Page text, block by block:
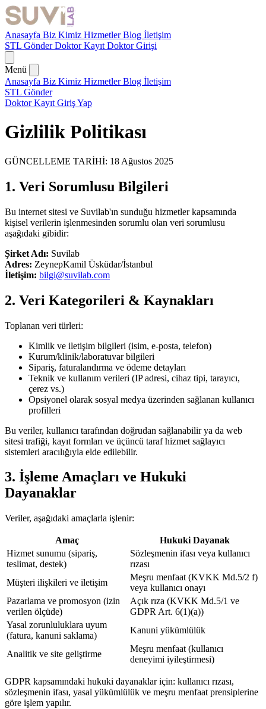
Anasayfa Biz Kimiz HizmetlerBlog İletişim
STL GönderDoktor Kayıt Doktor Girişi
Menü
Anasayfa Biz Kimiz HizmetlerBlog İletişim
STL Gönder
Doktor Kayıt Giriş Yap
Gizlilik Politikası
GÜNCELLEME TARİHİ: 18 Ağustos 2025
1. Veri Sorumlusu Bilgileri
Bu internet sitesi ve Suvilab'ın sunduğu hizmetler kapsamında
kişisel verilerin işlenmesinden sorumlu olan veri sorumlusu
aşağıdaki gibidir:
Şirket Adı: Suvilab
Adres: ZeynepKamil Üsküdar/İstanbul
İletişim: bilgi@suvilab.com
2. Veri Kategorileri & Kaynakları
Toplanan veri türleri:
Kimlik ve iletişim bilgileri (isim, e-posta, telefon)
Kurum/klinik/laboratuvar bilgileri
Sipariş, faturalandırma ve ödeme detayları
Teknik ve kullanım verileri (IP adresi, cihaz tipi, tarayıcı,
çerez vs.)
Opsiyonel olarak sosyal medya üzerinden sağlanan kullanıcı
profilleri
Bu veriler, kullanıcı tarafından doğrudan sağlanabilir ya da web
sitesi trafiği, kayıt formları ve üçüncü taraf hizmet sağlayıcı
sistemleri aracılığıyla elde edilebilir.
3. İşleme Amaçları ve Hukuki
Dayanaklar
Veriler, aşağıdaki amaçlarla işlenir:
Amaç
Hukuki Dayanak
Hizmet sunumu (sipariş,
teslimat, destek)
Sözleşmenin ifası veya kullanıcı
rızası
Müşteri ilişkileri ve iletişim
Meşru menfaat (KVKK Md.5/2 f)
veya kullanıcı onayı
Pazarlama ve promosyon (izin
verilen ölçüde)
Açık rıza (KVKK Md.5/1 ve
GDPR Art. 6(1)(a))
Yasal zorunluluklara uyum
(fatura, kanuni saklama)
Kanuni yükümlülük
Analitik ve site geliştirme
Meşru menfaat (kullanıcı
deneyimi iyileştirmesi)
GDPR kapsamındaki hukuki dayanaklar için: kullanıcı rızası,
sözleşmenin ifası, yasal yükümlülük ve meşru menfaat prensiplerine
göre işlem yapılır.